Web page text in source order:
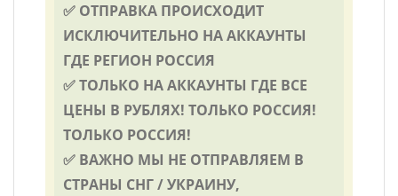
✅ ОТПРАВКА ПРОИСХОДИТ
ИСКЛЮЧИТЕЛЬНО НА АККАУНТЫ
ГДЕ РЕГИОН РОССИЯ
✅ ТОЛЬКО НА АККАУНТЫ ГДЕ ВСЕ
ЦЕНЫ В РУБЛЯХ! ТОЛЬКО РОССИЯ!
ТОЛЬКО РОССИЯ!
✅ ВАЖНО МЫ НЕ ОТПРАВЛЯЕМ В
СТРАНЫ СНГ / УКРАИНУ,